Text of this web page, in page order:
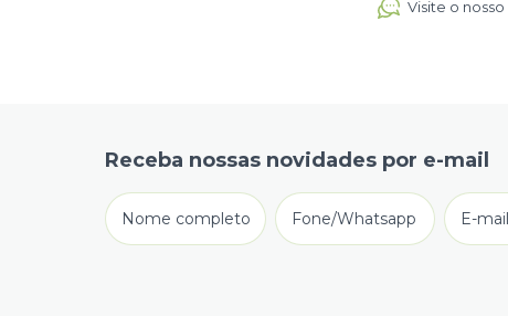
Visite o
Receba nossas novidades por e-mail